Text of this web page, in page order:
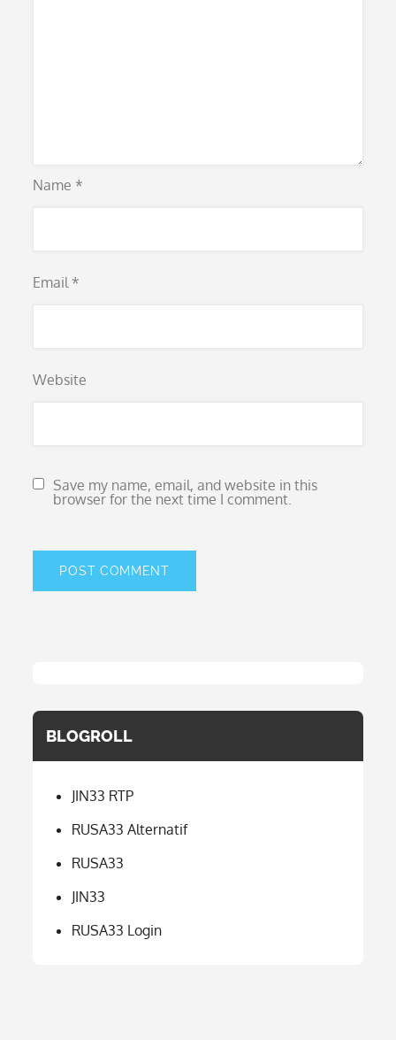
Name *
Email *
Website
Save my name, email, and website in this
browser for the next time I comment.
BLOGROLL
JIN33 RTP
RUSA33 Alternatif
RUSA33
JIN33
RUSA33 Login